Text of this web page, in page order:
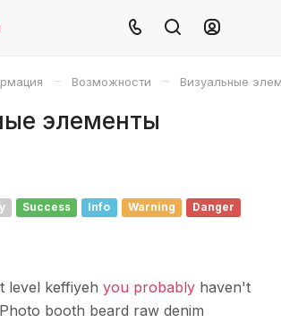
– Возможности – Визуальные
элементы
Success Info Warning Danger
level keffiyeh you probably haven't
booth beard raw denim